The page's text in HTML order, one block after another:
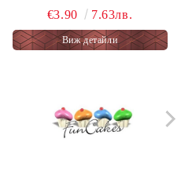
€3.90 7.63лв.
Виж детайли